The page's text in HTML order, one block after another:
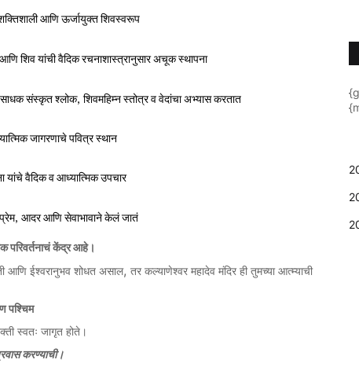
आणि ऊर्जायुक्त शिवस्वरूप
आणि शिव यांची वैदिक रचनाशास्त्रानुसार अचूक स्थापना
साधक संस्कृत श्लोक, शिवमहिम्न स्तोत्र व वेदांचा अभ्यास करतात
जागरणाचे पवित्र स्थान
यांचे वैदिक व आध्यात्मिक उपचार
प्रेम, आदर आणि सेवाभावाने केलं जातं
परिवर्तनाचं केंद्र आहे।
आणि ईश्वरानुभव शोधत असाल, तर कल्याणेश्वर महादेव मंदिर ही तुमच्या आत्म्याची
पश्चिम
स्वतः जागृत होते।
करण्याची।